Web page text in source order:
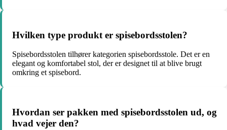
Hvilken type produkt er spisebordsstolen?
Spisebordsstolen tilhører kategorien spisebordsstole. Det er en
elegant og komfortabel stol, der er designet til at blive brugt
omkring et spisebord.
Hvordan ser pakken med spisebordsstolen ud, og
hvad vejer den?